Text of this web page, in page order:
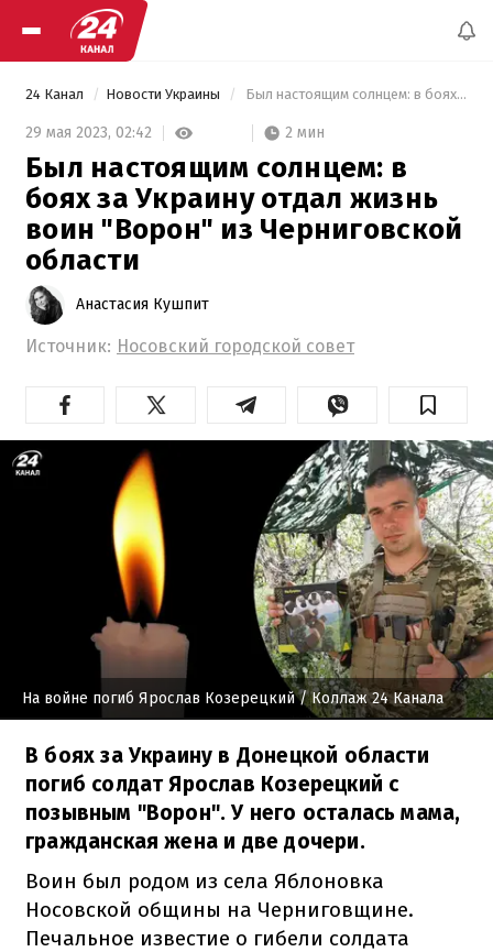
24 Канал Новости Украины Был настоящим солнцем: в боях за Украину отдал жизнь воин "Ворон" из Черниговской области
29 мая 2023, 02:42 2 мин
Был настоящим солнцем: в
боях за Украину отдал жизнь
воин "Ворон" из Черниговской
области
Анастасия Кушпит
Источник: Носовский городской совет
На войне погиб Ярослав Козерецкий/ Коллаж 24 Канала
В боях за Украину в Донецкой области
погиб солдат Ярослав Козерецкий с
позывным "Ворон". У него осталась мама,
гражданская жена и две дочери.
Воин был родом из села Яблоновка
Носовской общины на Черниговщине.
Печальное известие о гибели солдата